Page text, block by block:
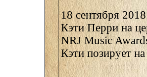
18 сентября 2018
Кэти Перри на
NRJ Music
Кэти позирует